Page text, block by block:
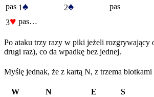
pas 1♠ 2♠
pas
3♥ pas…
Po ataku trzy razy w piki jeżeli rozgrywający
drugi raz), co da wpadkę bez jednej.
Myślę jednak, że z kartą N, z trzema
W N E
S